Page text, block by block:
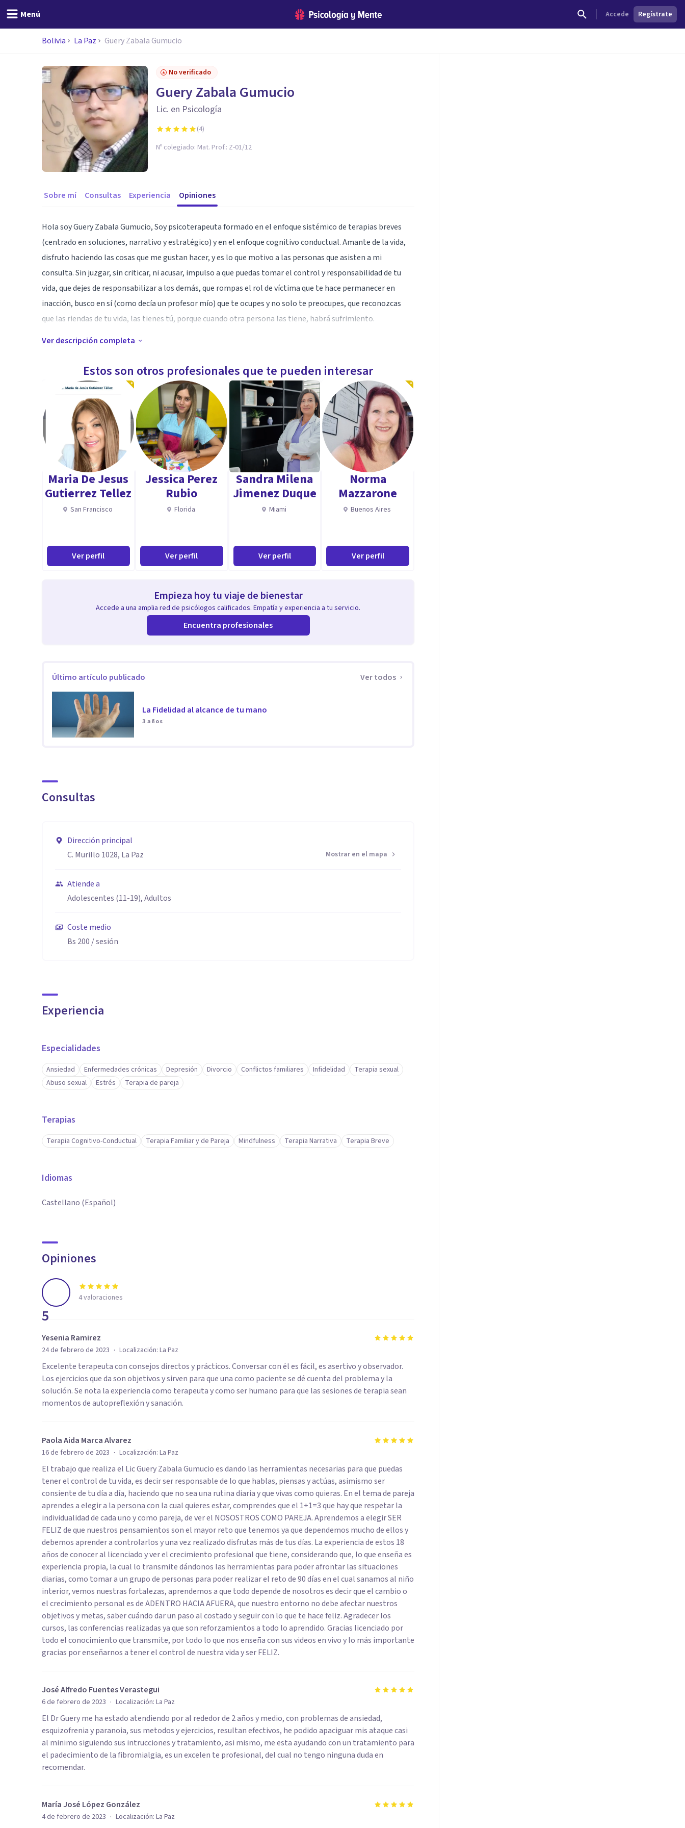
Menú Accede Regístrate
Bolivia La Paz Guery Zabala Gumucio
No verificado
Guery Zabala Gumucio
Lic. en Psicología
(4)
Nº colegiado: Mat. Prof.: Z-01/12
Sobre mí Consultas Experiencia Opiniones
Hola soy Guery Zabala Gumucio, Soy psicoterapeuta formado en el enfoque sistémico de terapias breves
(centrado en soluciones, narrativo y estratégico) y en el enfoque cognitivo conductual. Amante de la vida,
disfruto haciendo las cosas que me gustan hacer, y es lo que motivo a las personas que asisten a mi
consulta. Sin juzgar, sin criticar, ni acusar, impulso a que puedas tomar el control y responsabilidad de tu
vida, que dejes de responsabilizar a los demás, que rompas el rol de víctima que te hace permanecer en
inacción, busco en sí (como decía un profesor mío) que te ocupes y no solo te preocupes, que reconozcas
que las riendas de tu vida, las tienes tú, porque cuando otra persona las tiene, habrá sufrimiento.
Especialidad
víctimas) Problemas de pareja (sexuales, de convivencia, negociación) sesiones prematrimoniales o de
convivencia. Atiendo temas de familia (infidelidad, consumo de alcohol y/o drogas, violencia(víctima o
agresor) lo mismo que temas de opciones sexuales. Estoy desarrollando un programa sobre FIBROMIALGIA
de 20 sesiones, que si te animas, pues te espero, para que percibas cómo baja el dolor.
Las sesiones pueden ser virtuales o presenciales. (excepto familia virtual. No logré las capacidades para
realizarlo)
Aptitudes
Tengo formaciones adicionales en Grafología, PNL, Mindfulness, los cuáles me permiten atender con el
apoyo de diversas herramientas, que hacen que las personas, logren los objetivos terapéuticos que decidan
espacios, que le puedan ser más familiares y cómodos a las personas que buscan mi apoyo, para de esta
manera, poder lograr los objetivos terapéuticos propuestos
Ver descripción completa
Estos son otros profesionales que te pueden interesar
Maria De Jesus
Gutierrez Tellez
San Francisco
Ver perfil
Jessica Perez
Rubio
Florida
Ver perfil
Sandra Milena
Jimenez Duque
Miami
Ver perfil
Norma
Mazzarone
Buenos Aires
Ver perfil
Empieza hoy tu viaje de bienestar
Accede a una amplia red de psicólogos calificados. Empatía y experiencia a tu servicio.
Encuentra profesionales
Último artículo publicado Ver todos
La Fidelidad al alcance de tu mano
3 años
Consultas
Dirección principal
C. Murillo 1028, La Paz
Mostrar en el mapa
Atiende a
Adolescentes (11-19), Adultos
Coste medio
Bs 200/ sesión
Experiencia
Especialidades
Ansiedad Enfermedades crónicas Depresión Divorcio Conflictos familiares Infidelidad
Terapia sexual
Abuso sexual
Estrés Terapia de pareja
Terapias
Terapia Cognitivo-Conductual Terapia Familiar y de Pareja Mindfulness Terapia Narrativa Terapia Breve
Idiomas
Castellano (Español)
Opiniones
5
4valoraciones
Yesenia Ramirez
24 de febrero de 2023 · Localización: La Paz
Excelente terapeuta con consejos directos y prácticos. Conversar con él es fácil, es asertivo y observador.
Los ejercicios que da son objetivos y sirven para que una como paciente se dé cuenta del problema y la
solución. Se nota la experiencia como terapeuta y como ser humano para que las sesiones de terapia sean
momentos de autopreflexión y sanación.
Paola Aida Marca Alvarez
16 de febrero de 2023 · Localización: La Paz
El trabajo que realiza el Lic Guery Zabala Gumucio es dando las herramientas necesarias para que puedas
tener el control de tu vida, es decir ser responsable de lo que hablas, piensas y actúas, asimismo ser
consiente de tu día a día, haciendo que no sea una rutina diaria y que vivas como quieras. En el tema de pareja
aprendes a elegir a la persona con la cual quieres estar, comprendes que el 1+1=3 que hay que respetar la
individualidad de cada uno y como pareja, de ver el NOSOSTROS COMO PAREJA. Aprendemos a elegir SER
FELIZ de que nuestros pensamientos son el mayor reto que tenemos ya que dependemos mucho de ellos y
debemos aprender a controlarlos y una vez realizado disfrutas más de tus días. La experiencia de estos 18
años de conocer al licenciado y ver el crecimiento profesional que tiene, considerando que, lo que enseña es
experiencia propia, la cual lo transmite dándonos las herramientas para poder afrontar las situaciones
diarias, como tomar a un grupo de personas para poder realizar el reto de 90 días en el cual sanamos al niño
interior, vemos nuestras fortalezas, aprendemos a que todo depende de nosotros es decir que el cambio o
el crecimiento personal es de ADENTRO HACIA AFUERA, que nuestro entorno no debe afectar nuestros
objetivos y metas, saber cuándo dar un paso al costado y seguir con lo que te hace feliz. Agradecer los
cursos, las conferencias realizadas ya que son reforzamientos a todo lo aprendido. Gracias licenciado por
todo el conocimiento que transmite, por todo lo que nos enseña con sus videos en vivo y lo más importante
gracias por enseñarnos a tener el control de nuestra vida y ser FELIZ.
José Alfredo Fuentes Verastegui
6 de febrero de 2023 · Localización: La Paz
El Dr Guery me ha estado atendiendo por al rededor de 2 años y medio, con problemas de ansiedad,
esquizofrenia y paranoia, sus metodos y ejercicios, resultan efectivos, he podido apaciguar mis ataque casi
al minimo siguiendo sus intrucciones y tratamiento, asi mismo, me esta ayudando con un tratamiento para
el padecimiento de la fibromialgia, es un excelen te profesional, del cual no tengo ninguna duda en
recomendar.
María José López González
4 de febrero de 2023 · Localización: La Paz